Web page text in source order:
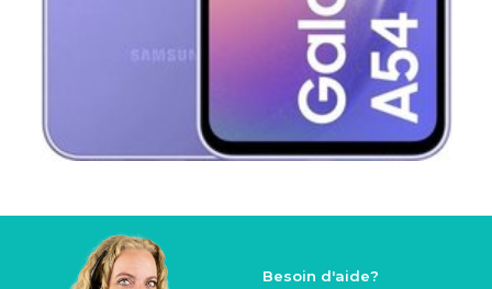
Besoin d'aide?